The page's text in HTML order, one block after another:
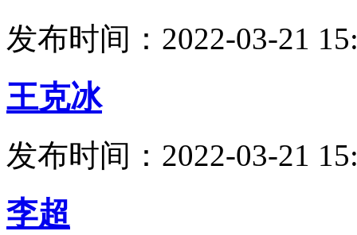
发布时间：2022-03-21
王克冰
发布时间：2022-03-21
李超